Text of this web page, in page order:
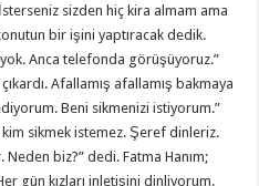
sizden hiç kira almam ama
bir işini yaptıracak dedik.
Anca telefonda görüşüyoruz.”
Afallamış afallamış bakmaya
Beni sikmenizi istiyorum.”
sikmek istemez. Şeref dinleriz.
biz?” dedi. Fatma Hanım;
gün kızları inletişini dinliyorum.